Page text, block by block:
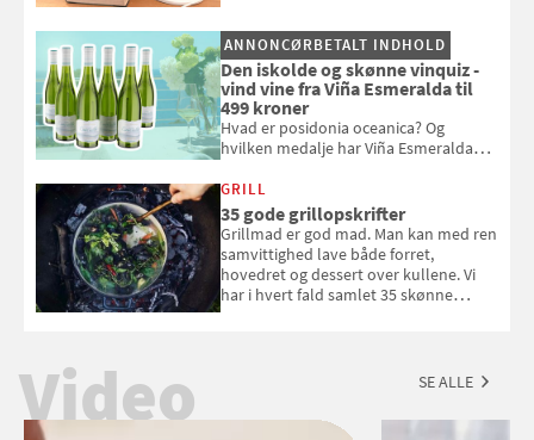
og se, hvordan du gør
ANNONCØRBETALT INDHOLD
Den iskolde og skønne vinquiz -
vind vine fra Viña Esmeralda til
499 kroner
Hvad er posidonia oceanica? Og
hvilken medalje har Viña Esmeralda
med i Samvirkes skønne vinquiz, hvor
du kan vinde 6 flasker vin fra Viña
Esmeralda. Konkurrencen slutter 1.
september 2026.
GRILL
35 gode grillopskrifter
Grillmad er god mad. Man kan med ren
samvittighed lave både forret,
hovedret og dessert over kullene. Vi
har i hvert fald samlet 35 skønne
Video SE ALLE